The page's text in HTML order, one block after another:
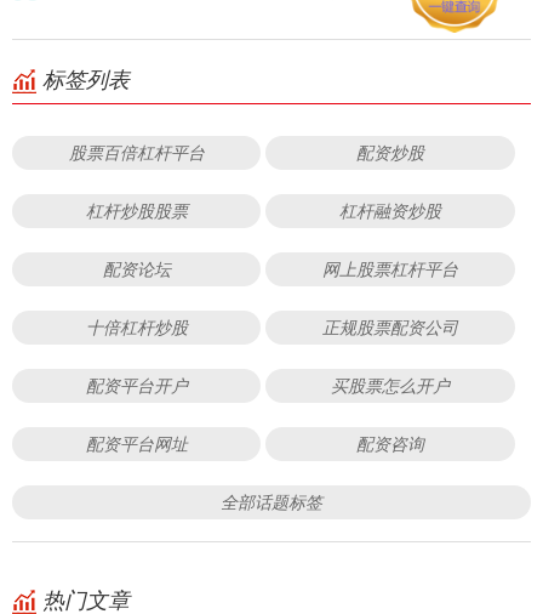
标签列表
股票百倍杠杆平台 配资炒股
杠杆炒股股票 杠杆融资炒股
配资论坛 网上股票杠杆平台
十倍杠杆炒股 正规股票配资公司
配资平台开户 买股票怎么开户
配资平台网址 配资咨询
全部话题标签
热门文章